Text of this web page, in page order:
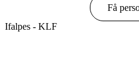
Få
Ifalpes - KLF